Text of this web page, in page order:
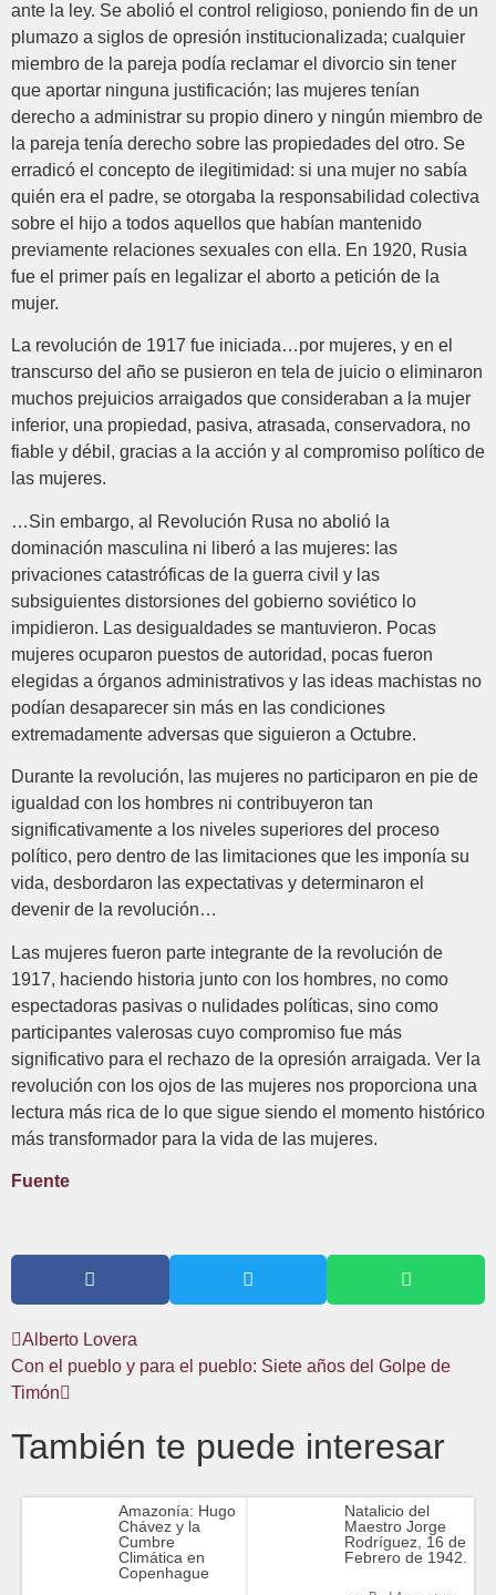
ante la ley. Se abolió el control religioso, poniendo fin de un
plumazo a siglos de opresión institucionalizada; cualquier
miembro de la pareja podía reclamar el divorcio sin tener
que aportar ninguna justificación; las mujeres tenían
derecho a administrar su propio dinero y ningún miembro de
la pareja tenía derecho sobre las propiedades del otro. Se
erradicó el concepto de ilegitimidad: si una mujer no sabía
quién era el padre, se otorgaba la responsabilidad colectiva
sobre el hijo a todos aquellos que habían mantenido
previamente relaciones sexuales con ella. En 1920, Rusia
fue el primer país en legalizar el aborto a petición de la
mujer.
La revolución de 1917 fue iniciada…por mujeres, y en el
transcurso del año se pusieron en tela de juicio o eliminaron
muchos prejuicios arraigados que consideraban a la mujer
inferior, una propiedad, pasiva, atrasada, conservadora, no
fiable y débil, gracias a la acción y al compromiso político de
las mujeres.
…Sin embargo, al Revolución Rusa no abolió la
dominación masculina ni liberó a las mujeres: las
privaciones catastróficas de la guerra civil y las
subsiguientes distorsiones del gobierno soviético lo
impidieron. Las desigualdades se mantuvieron. Pocas
mujeres ocuparon puestos de autoridad, pocas fueron
elegidas a órganos administrativos y las ideas machistas no
podían desaparecer sin más en las condiciones
extremadamente adversas que siguieron a Octubre.
Durante la revolución, las mujeres no participaron en pie de
igualdad con los hombres ni contribuyeron tan
significativamente a los niveles superiores del proceso
político, pero dentro de las limitaciones que les imponía su
vida, desbordaron las expectativas y determinaron el
devenir de la revolución…
Las mujeres fueron parte integrante de la revolución de
1917, haciendo historia junto con los hombres, no como
espectadoras pasivas o nulidades políticas, sino como
participantes valerosas cuyo compromiso fue más
significativo para el rechazo de la opresión arraigada. Ver la
revolución con los ojos de las mujeres nos proporciona una
lectura más rica de lo que sigue siendo el momento histórico
más transformador para la vida de las mujeres.
Fuente
Alberto Lovera
Con el pueblo y para el pueblo: Siete años del Golpe de
Timón
También te puede interesar
Amazonía: Hugo
Chávez y la
Cumbre
Climática en
Copenhague
Natalicio del
Maestro Jorge
Rodríguez, 16 de
Febrero de 1942.